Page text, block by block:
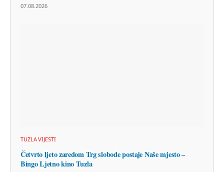
07.08.2026
TUZLA VIJESTI
Četvrto ljeto zaredom Trg slobode postaje Naše mjesto –
Bingo Ljetno kino Tuzla